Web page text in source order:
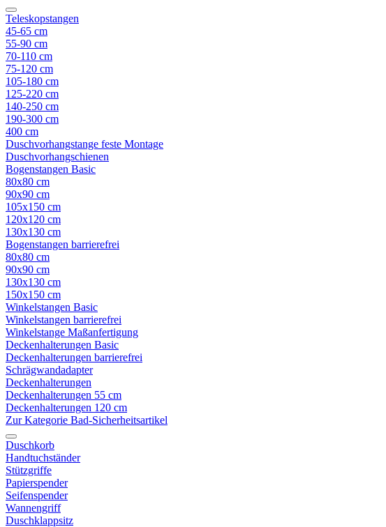
Teleskopstangen
45-65 cm
55-90 cm
70-110 cm
75-120 cm
105-180 cm
125-220 cm
140-250 cm
190-300 cm
400 cm
Duschvorhangstange feste Montage
Duschvorhangschienen
Bogenstangen Basic
80x80 cm
90x90 cm
105x150 cm
120x120 cm
130x130 cm
Bogenstangen barrierefrei
80x80 cm
90x90 cm
130x130 cm
150x150 cm
Winkelstangen Basic
Winkelstangen barrierefrei
Winkelstange Maßanfertigung
Deckenhalterungen Basic
Deckenhalterungen barrierefrei
Schrägwandadapter
Deckenhalterungen
Deckenhalterungen 55 cm
Deckenhalterungen 120 cm
Zur Kategorie Bad-Sicherheitsartikel
Duschkorb
Handtuchständer
Stützgriffe
Papierspender
Seifenspender
Wannengriff
Duschklappsitz